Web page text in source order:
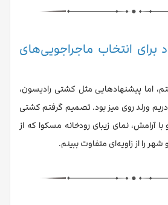
برای انتخاب ماجراجویی‌های
اما پیشنهادهایی مثل کشتی رادیسون،
ورلد روی میز بود. تصمیم گرفتم کشتی
آرامش، نمای زیبای رودخانه مسکوا که از
را از زاویه‌ای متفاوت ببینم.